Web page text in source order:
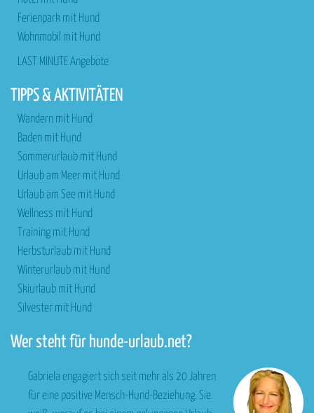
Ferienpark mit Hund
Wohnmobil mit Hund
LAST MINUTE Angebote
TIPPS & AKTIVITÄTEN
Wandern mit Hund
Baden mit Hund
Sommerurlaub mit Hund
Urlaub am Meer mit Hund
Urlaub am See mit Hund
Wellness mit Hund
Training mit Hund
Herbsturlaub mit Hund
Winterurlaub mit Hund
Skiurlaub mit Hund
Silvester mit Hund
Wer steht für hunde-urlaub.net?
Gabriela engagiert sich seit mehr als 20 Jahren
für eine positive Mensch-Hund-Beziehung. Sie